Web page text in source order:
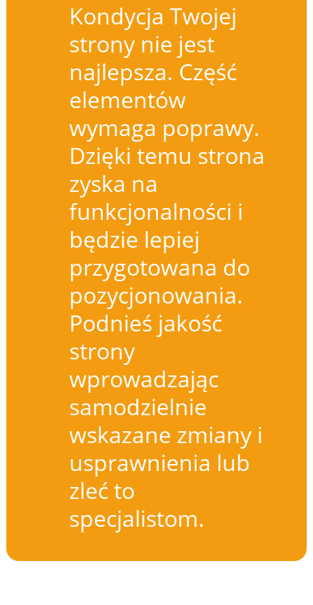
Kondycja Twojej
strony nie jest
najlepsza. Część
elementów
wymaga poprawy.
Dzięki temu strona
zyska na
funkcjonalności i
będzie lepiej
przygotowana do
pozycjonowania.
Podnieś jakość
strony
wprowadzając
samodzielnie
wskazane zmiany i
usprawnienia lub
zleć to
specjalistom.